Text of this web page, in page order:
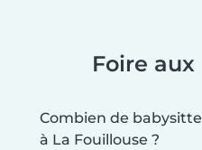
Foire
Combien de
à La Fouillouse ?